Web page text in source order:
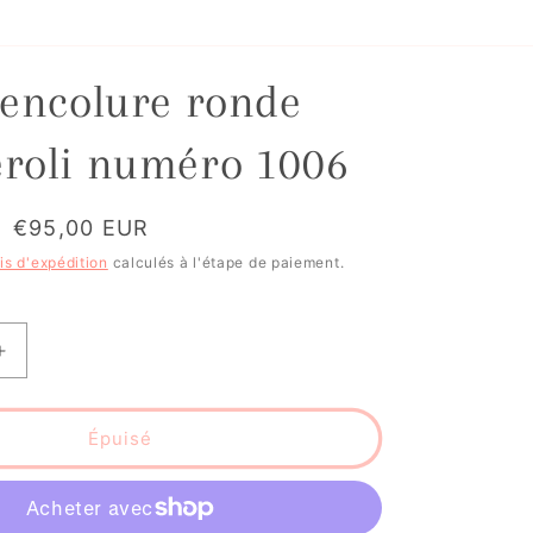
ronde
numéro 1006
Prix
promotionnel
€95,00 EUR
d'expédition calculés à l'étape de paiement.
Augmenter
ronde
Épuisé